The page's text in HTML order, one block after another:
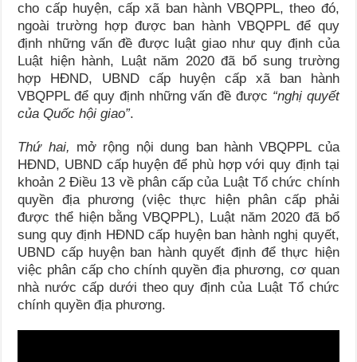
cho cấp huyện, cấp xã ban hành VBQPPL, theo đó,
ngoài trường hợp được ban hành VBQPPL để quy
định những vấn đề được luật giao như quy định của
Luật hiện hành, Luật năm 2020 đã bổ sung trường
hợp HĐND, UBND cấp huyện cấp xã ban hành
VBQPPL để quy định những vấn đề được “nghị quyết
của Quốc hội giao”.
Thứ hai, mở rộng nội dung ban hành VBQPPL của
HĐND, UBND cấp huyện để phù hợp với quy định tại
khoản 2 Điều 13 về phân cấp của Luật Tổ chức chính
quyền địa phương (việc thực hiện phân cấp phải
được thể hiện bằng VBQPPL), Luật năm 2020 đã bổ
sung quy định HĐND cấp huyện ban hành nghị quyết,
UBND cấp huyện ban hành quyết định để thực hiện
việc phân cấp cho chính quyền địa phương, cơ quan
nhà nước cấp dưới theo quy định của Luật Tổ chức
chính quyền địa phương.